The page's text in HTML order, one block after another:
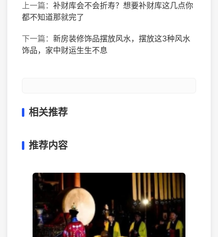
上一篇： 补财库会不会折寿？想要补财库这几点你
都不知道那就完了
下一篇： 新房装修饰品摆放风水，摆放这3种风水
饰品，家中财运生生不息
相关推荐
推荐内容